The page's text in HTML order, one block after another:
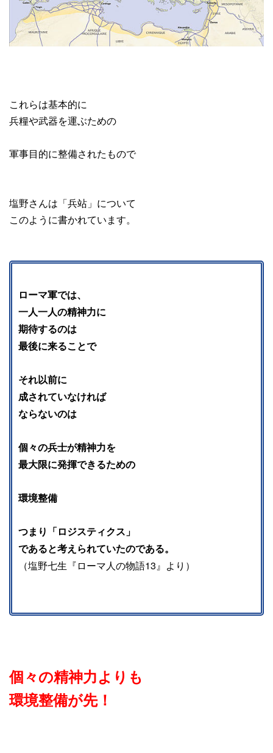
これらは基本的に
兵糧や武器を運ぶための
軍事目的に整備されたもので
塩野さんは「兵站」について
このように書かれています。
ローマ軍では、
一人一人の精神力に
期待するのは
最後に来ることで
それ以前に
成されていなければ
ならないのは
個々の兵士が精神力を
最大限に発揮できるための
環境整備
つまり「ロジスティクス」
であると考えられていたのである。
（塩野七生『ローマ人の物語13』より）
個々の精神力よりも
環境整備が先！